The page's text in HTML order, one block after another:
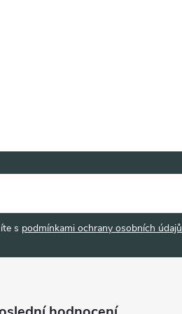
s podmínkami ochrany osobních údajů